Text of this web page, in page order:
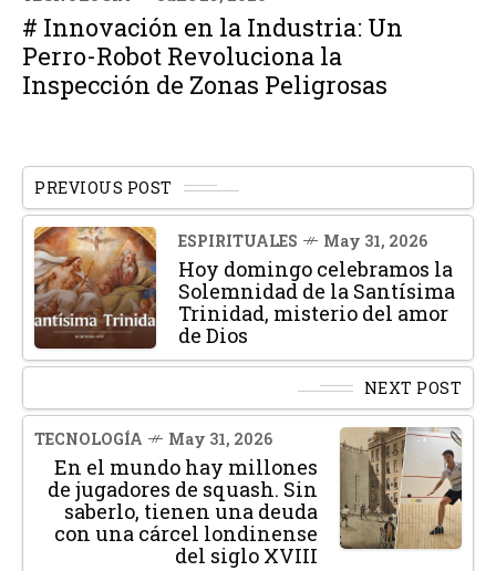
# Innovación en la Industria: Un
Perro-Robot Revoluciona la
Inspección de Zonas Peligrosas
PREVIOUS POST
ESPIRITUALES May 31, 2026
Hoy domingo celebramos la
Solemnidad de la Santísima
Trinidad, misterio del amor
de Dios
NEXT POST
TECNOLOGÍA May 31, 2026
En el mundo hay millones
de jugadores de squash. Sin
saberlo, tienen una deuda
con una cárcel londinense
del siglo XVIII